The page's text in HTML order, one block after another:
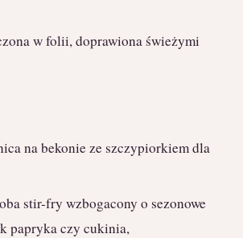
w folii, doprawiona świeżymi
na bekonie ze szczypiorkiem dla
stir-fry wzbogacony o sezonowe
papryka czy cukinia,